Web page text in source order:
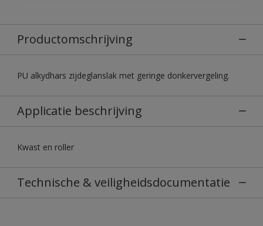
Productomschrijving
PU alkydhars zijdeglanslak met geringe donkervergeling.
Applicatie beschrijving
Kwast en roller
Technische & veiligheidsdocumentatie